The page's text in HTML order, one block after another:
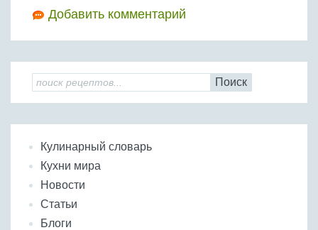
Добавить комментарий
Поиск
Кулинарный словарь
Кухни мира
Новости
Статьи
Блоги